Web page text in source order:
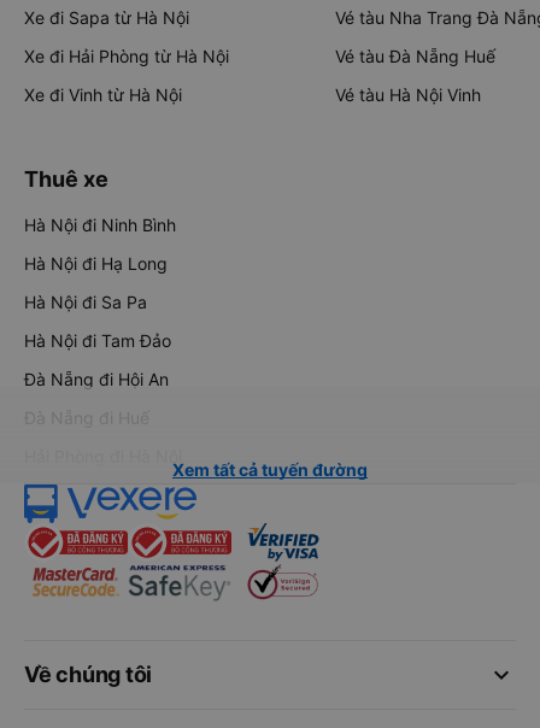
Xe đi Sapa từ Hà Nội
Xe đi Hải Phòng từ Hà Nội
Xe đi Vinh từ Hà Nội
Vé tàu Nha Trang Đà
Vé tàu Đà Nẵng Huế
Vé tàu Hà Nội Vinh
Thuê xe
Hà Nội đi Ninh Bình
Hà Nội đi Hạ Long
Hà Nội đi Sa Pa
Hà Nội đi Tam Đảo
Đà Nẵng đi Hội An
Đà Nẵng đi Huế
Xem tất cả tuyến đường
keyboard_arrow_down
Về chúng tôi